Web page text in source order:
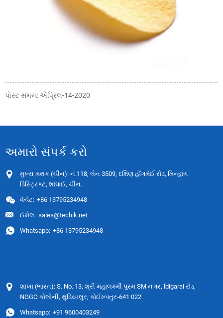
પોસ્ટ સમય: એપ્રિલ-14-2020
અમારો સંપર્ક કરો
મુખ્ય મથક (ચીન): નં.118, લેન 3509, દક્ષિણ હોંગમેઈ રોડ, મિન્હાંગ
ડિસ્ટ્રિક્ટ, શાંઘાઈ, ચીન.
વેચેટ: +86 13795234948
ઈમેલ: sales@techik.net
Whatsapp: +86 13795234948
શાખા (ભારત): S. No.:13, શ્રી મહાલક્ષ્મી પુરમ SM નગર, ldigarai રોડ,
NGGO કોલોની, થુડિયાલુર, કોઈમ્બતુર-641 022
Whatsapp: +91 9600403249